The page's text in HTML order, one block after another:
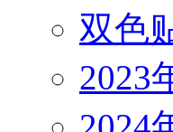
双色
2023